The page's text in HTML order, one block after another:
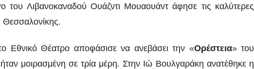
του Λιβανοκαναδού Ουάζντι Μουαουάντ άφησε τις καλύτερες
Θεσσαλονίκης.
Εθνικό Θέατρο αποφάσισε να ανεβάσει την «Ορέστεια» του
μοιρασμένη σε τρία μέρη. Στην Ιώ Βουλγαράκη ανατέθηκε η